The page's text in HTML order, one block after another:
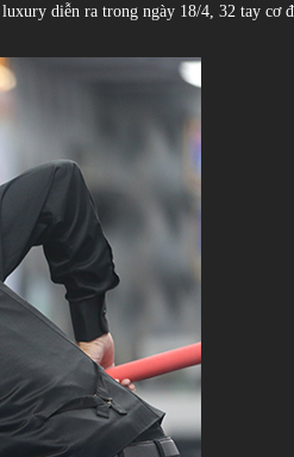
diễn ra trong ngày 18/4, 32 tay